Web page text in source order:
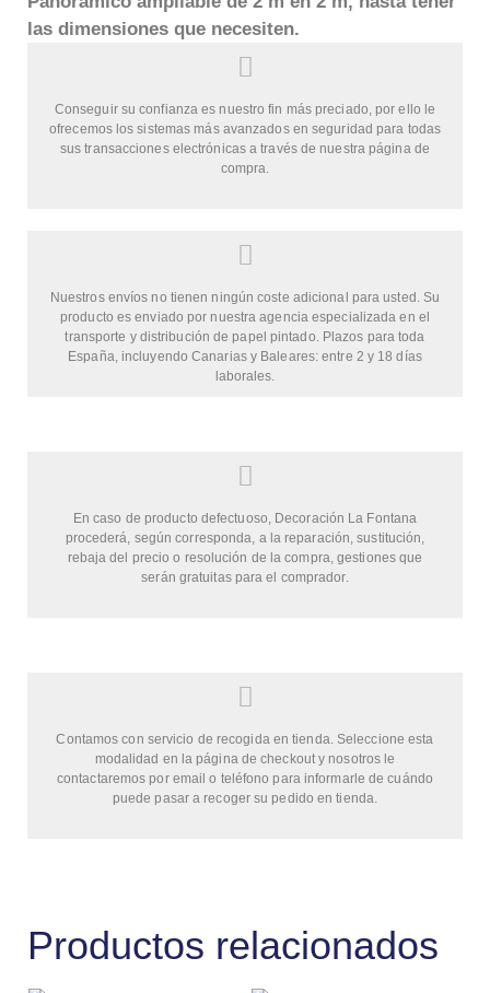
las dimensiones que necesiten.
Conseguir su confianza es nuestro fin más preciado, por ello le
ofrecemos los sistemas más avanzados en seguridad para todas
sus transacciones electrónicas a través de nuestra página de
compra.
Nuestros envíos no tienen ningún coste adicional para usted. Su
producto es enviado por nuestra agencia especializada en el
transporte y distribución de papel pintado. Plazos para toda
España, incluyendo Canarias y Baleares: entre 2 y 18 días
laborales.
En caso de producto defectuoso, Decoración La Fontana
procederá, según corresponda, a la reparación, sustitución,
rebaja del precio o resolución de la compra, gestiones que
serán gratuitas para el comprador.
Contamos con servicio de recogida en tienda. Seleccione esta
modalidad en la página de checkout y nosotros le
contactaremos por email o teléfono para informarle de cuándo
puede pasar a recoger su pedido en tienda.
Productos relacionados